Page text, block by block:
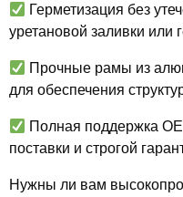
Герметизация без
уретановой заливки или
Прочные рамы из
для обеспечения
Полная поддержка
поставки и строгой
Нужны ли вам